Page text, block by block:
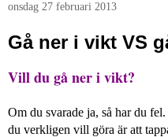
onsdag 27 februari 2013
Gå ner i vikt VS
Vill du gå ner i vikt?
Om du svarade ja, så har du
du verkligen vill göra är att